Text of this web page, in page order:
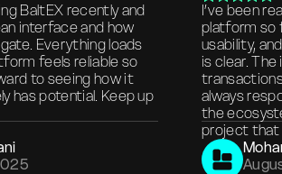
BaltEX recently and
interface and how
Everything loads
feels reliable so
to seeing how it
has potential. Keep up
I’ve been
platform so
usability,
is clear.
always
the
project that